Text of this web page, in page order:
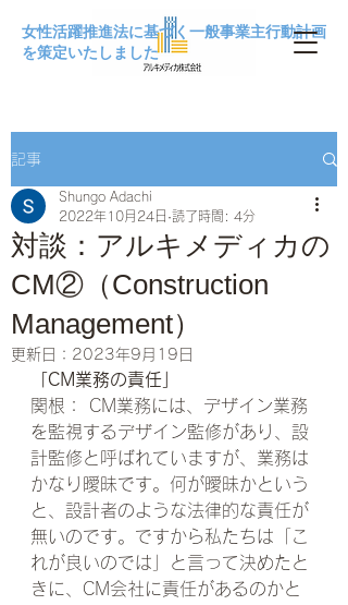
女性活躍推進法に基づく一般事業主行動計画
を策定いたしました
記事
対談：アルキメディカの
CM②（Construction
Management）
Shungo Adachi
2022年10月24日 読了時間: 4分
更新日： 2023年9月19日
「CM業務の責任」
関根： CM業務には、デザイン業務
を監視するデザイン監修があり、設
計監修と呼ばれていますが、業務は
かなり曖昧です。何が曖昧かという
と、設計者のような法律的な責任が
無いのです。ですから私たちは「こ
れが良いのでは」と言って決めたと
きに、CM会社に責任があるのかと